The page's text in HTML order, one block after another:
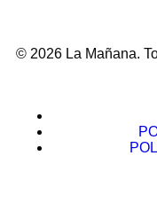
© 2026 La Mañana.